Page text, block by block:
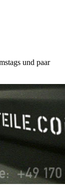
und paar